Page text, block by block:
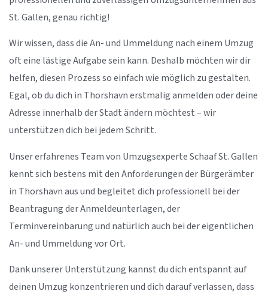
St. Gallen, genau richtig!
Wir wissen, dass die An- und Ummeldung nach einem Umzug
oft eine lästige Aufgabe sein kann. Deshalb möchten wir dir
helfen, diesen Prozess so einfach wie möglich zu gestalten.
Egal, ob du dich in Thorshavn erstmalig anmelden oder deine
Adresse innerhalb der Stadt ändern möchtest – wir
unterstützen dich bei jedem Schritt.
Unser erfahrenes Team von Umzugsexperte Schaaf St. Gallen
kennt sich bestens mit den Anforderungen der Bürgerämter
in Thorshavn aus und begleitet dich professionell bei der
Beantragung der Anmeldeunterlagen, der
Terminvereinbarung und natürlich auch bei der eigentlichen
An- und Ummeldung vor Ort.
Dank unserer Unterstützung kannst du dich entspannt auf
deinen Umzug konzentrieren und dich darauf verlassen, dass